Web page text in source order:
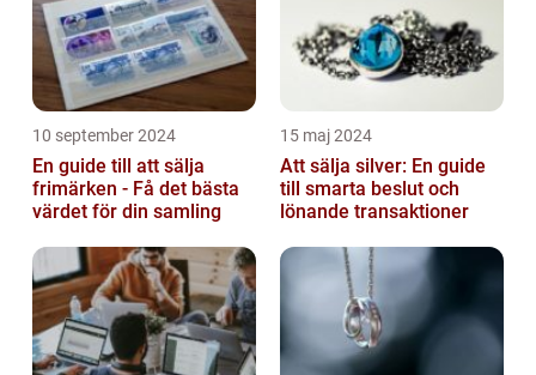
10 september 2024
En guide till att sälja
frimärken - Få det bästa
värdet för din samling
15 maj 2024
Att sälja silver: En guide
till smarta beslut och
lönande transaktioner